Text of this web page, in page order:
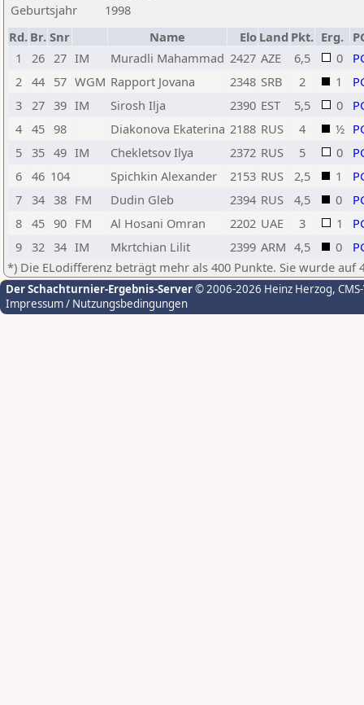
Geburtsjahr
1998
Rd. Br. Snr Name Elo Land Pkt. Erg.
1
26 27 IM Muradli Mahammad 2427 AZE 6,5 0
2
44 57 WGM Rapport Jovana 2348 SRB 2 1
3
27 39 IM Sirosh Ilja 2390 EST 5,5 0
4
45 98 Diakonova Ekaterina 2188 RUS 4 ½
5
35 49 IM Chekletsov Ilya 2372 RUS 5 0
6
46 104 Spichkin Alexander 2153 RUS 2,5 1
7
34 38 FM Dudin Gleb 2394 RUS 4,5 0
8
45 90 FM Al Hosani Omran 2202 UAE 3 1
9
32 34 IM Mkrtchian Lilit 2399 ARM 4,5 0
*) Die ELodifferenz beträgt mehr als 400 Punkte. Sie wurde auf
Der Schachturnier-Ergebnis-Server© 2006-2026 Heinz Herzog,
Impressum / Nutzungsbedingungen